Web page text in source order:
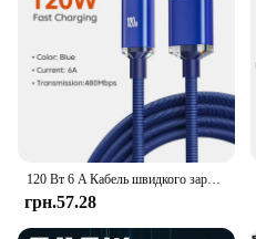
120 Вт 6 A Кабель швидкого заряджання USB типу C для швидкого заряджання для телефону Xiaomi Redmi Note 13 14 Pro Huawei Кабель для швидкого заряджання Кабелі даних
грн.57.28